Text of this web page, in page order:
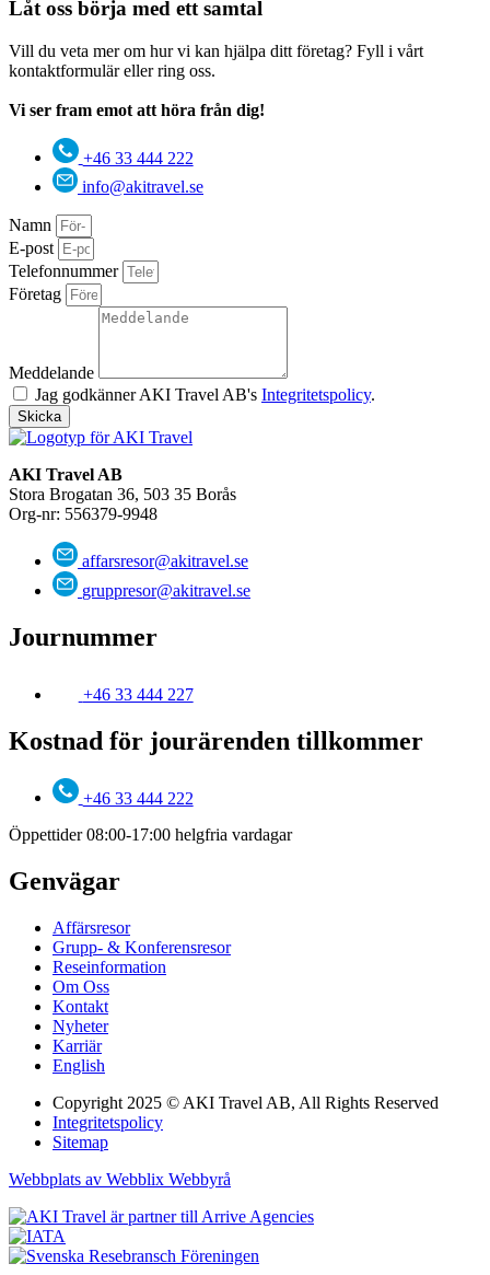
Låt oss börja med ett samtal
Vill du veta mer om hur vi kan hjälpa ditt företag? Fyll i vårt
kontaktformulär eller ring oss.
Vi ser fram emot att höra från dig!
+46 33 444 222
info@akitravel.se
Namn
E-post
Telefonnummer
Företag
Meddelande
Jag godkänner AKI Travel AB's Integritetspolicy.
Skicka
AKI Travel AB
Stora Brogatan 36, 503 35 Borås
Org-nr: 556379-9948
affarsresor@akitravel.se
gruppresor@akitravel.se
Journummer
+46 33 444 227
Kostnad för jourärenden tillkommer
+46 33 444 222
Öppettider 08:00-17:00 helgfria vardagar
Genvägar
Affärsresor
Grupp- & Konferensresor
Reseinformation
Om Oss
Kontakt
Nyheter
Karriär
English
Copyright 2025 © AKI Travel AB, All Rights Reserved
Integritetspolicy
Sitemap
Webbplats av Webblix Webbyrå